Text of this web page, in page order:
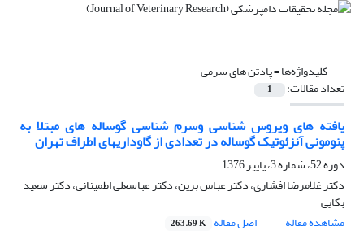
کلیدواژه‌ها =پادتن های سرمی
تعداد مقالات: 1
یافته های ویروس شناسی وسرم شناسی گوساله های مبتلا به
پنومونی آنزئوتیک گوساله در تعدادی از گاوداریهای اطراف تهران
دوره 52، شماره 3، پاییز 1376
دکتر غلامرضا افشاری، دکتر عباس برین، دکتر عباسعلی اطمینانی، دکتر سعید
بکایی
مشاهده مقاله
اصل مقاله 263.69 K